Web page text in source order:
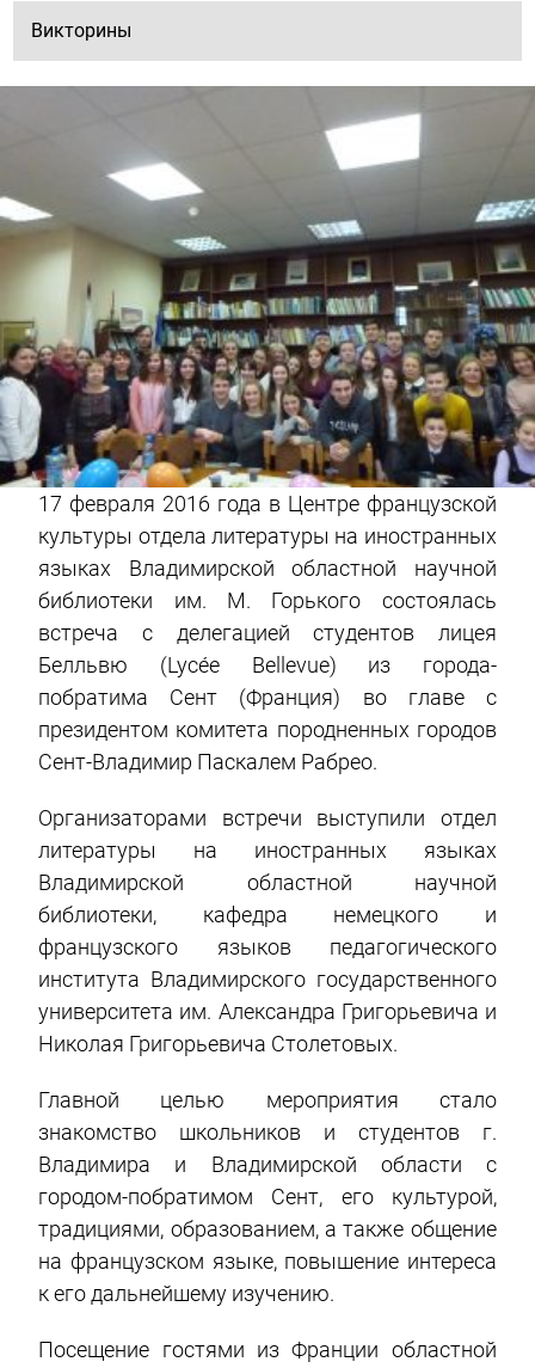
Викторины
17 февраля 2016 года в Центре французской
культуры отдела литературы на иностранных
языках Владимирской областной научной
библиотеки им. М. Горького состоялась
встреча с делегацией студентов лицея
Белльвю (Lycée Bellevue) из города-
побратима Сент (Франция) во главе с
президентом комитета породненных городов
Сент-Владимир Паскалем Рабрео.
Организаторами встречи выступили отдел
литературы на иностранных языках
Владимирской областной научной
библиотеки, кафедра немецкого и
французского языков педагогического
института Владимирского государственного
университета им. Александра Григорьевича и
Николая Григорьевича Столетовых.
Главной целью мероприятия стало
знакомство школьников и студентов г.
Владимира и Владимирской области с
городом-побратимом Сент, его культурой,
традициями, образованием, а также общение
на французском языке, повышение интереса
к его дальнейшему изучению.
Посещение гостями из Франции областной